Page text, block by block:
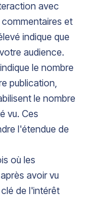
avec
et
indique que
audience.
le nombre
publication,
le nombre
vu. Ces
l'étendue de
où les
avoir vu
de l'intérêt